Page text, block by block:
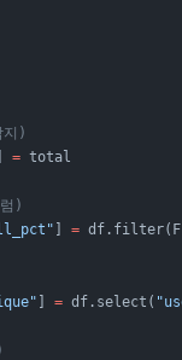
)
= total
)
] =
] = df.select(